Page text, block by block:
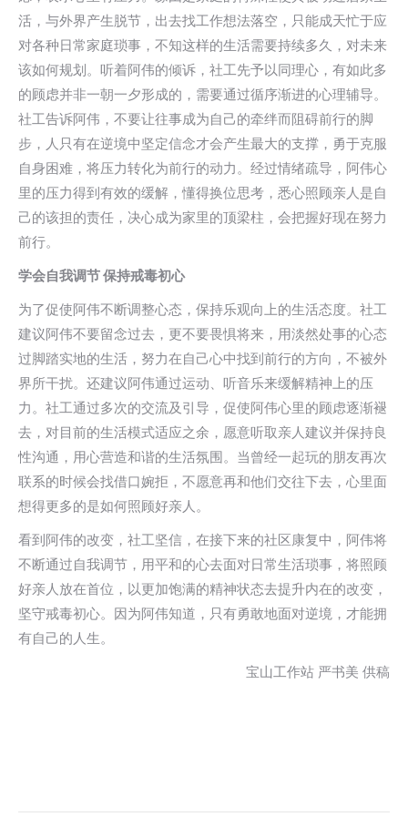
活，与外界产生脱节，出去找工作想法落空，只能成天忙于应
对各种日常家庭琐事，不知这样的生活需要持续多久，对未来
该如何规划。听着阿伟的倾诉，社工先予以同理心，有如此多
的顾虑并非一朝一夕形成的，需要通过循序渐进的心理辅导。
社工告诉阿伟，不要让往事成为自己的牵绊而阻碍前行的脚
步，人只有在逆境中坚定信念才会产生最大的支撑，勇于克服
自身困难，将压力转化为前行的动力。经过情绪疏导，阿伟心
里的压力得到有效的缓解，懂得换位思考，悉心照顾亲人是自
己的该担的责任，决心成为家里的顶梁柱，会把握好现在努力
前行。
学会自我调节 保持戒毒初心
为了促使阿伟不断调整心态，保持乐观向上的生活态度。社工
建议阿伟不要留念过去，更不要畏惧将来，用淡然处事的心态
过脚踏实地的生活，努力在自己心中找到前行的方向，不被外
界所干扰。还建议阿伟通过运动、听音乐来缓解精神上的压
力。社工通过多次的交流及引导，促使阿伟心里的顾虑逐渐褪
去，对目前的生活模式适应之余，愿意听取亲人建议并保持良
性沟通，用心营造和谐的生活氛围。当曾经一起玩的朋友再次
联系的时候会找借口婉拒，不愿意再和他们交往下去，心里面
想得更多的是如何照顾好亲人。
看到阿伟的改变，社工坚信，在接下来的社区康复中，阿伟将
不断通过自我调节，用平和的心去面对日常生活琐事，将照顾
好亲人放在首位，以更加饱满的精神状态去提升内在的改变，
坚守戒毒初心。因为阿伟知道，只有勇敢地面对逆境，才能拥
有自己的人生。
宝山工作站 严书美 供稿